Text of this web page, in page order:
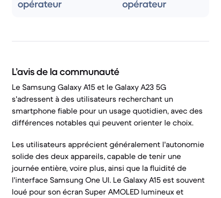
opérateur
opérateur
L’avis de la communauté
Le Samsung Galaxy A15 et le Galaxy A23 5G
s'adressent à des utilisateurs recherchant un
smartphone fiable pour un usage quotidien, avec des
différences notables qui peuvent orienter le choix.
Les utilisateurs apprécient généralement l'autonomie
solide des deux appareils, capable de tenir une
journée entière, voire plus, ainsi que la fluidité de
l'interface Samsung One UI. Le Galaxy A15 est souvent
loué pour son écran Super AMOLED lumineux et